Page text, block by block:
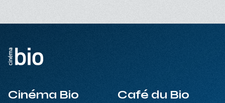
Cinéma Bio Café du Bio